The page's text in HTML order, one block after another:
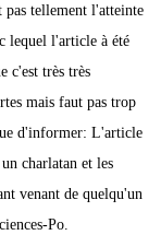
tellement l'atteinte
lequel l'article à été
c'est très très
mais faut pas trop
d'informer: L'article
charlatan et les
venant de quelqu'un
Po.